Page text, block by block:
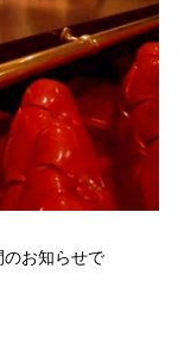
お知らせで